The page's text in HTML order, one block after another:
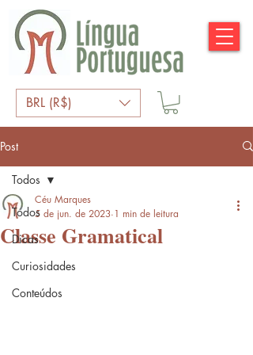
BRL (R$)
Post
Todos
Dicas
Curiosidades
Conteúdos
Todos
Classe Gramatical
Céu Marques
5 de jun. de 2023 1 min de leitura